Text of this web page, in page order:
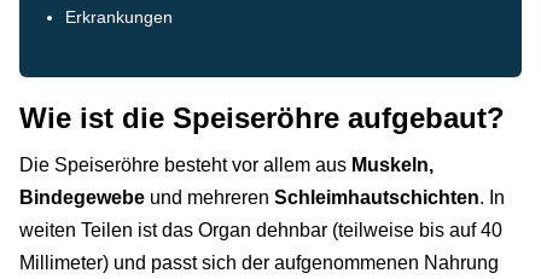
Erkrankungen
Wie ist die Speiseröhre aufgebaut?
Die Speiseröhre besteht vor allem aus Muskeln,
Bindegewebe und mehreren Schleimhautschichten. In
weiten Teilen ist das Organ dehnbar (teilweise bis auf 40
Millimeter) und passt sich der aufgenommenen Nahrung